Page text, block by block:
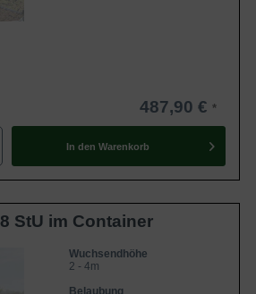
487,90 €
In den Warenkorb
StU im Container
Wuchsendhöhe
2 - 4m
Belaubung